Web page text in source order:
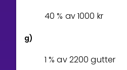
40 % av1000 kr
g)
1 % av 2200 gutter